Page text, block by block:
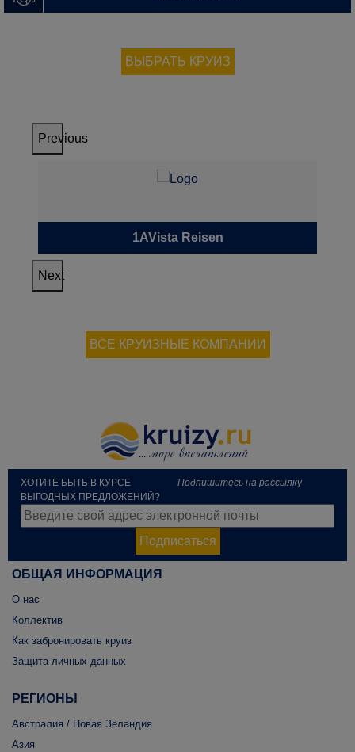
ВЫБРАТЬ КРУИЗ
Previous
1AVista Reisen
Next
ВСЕ КРУИЗНЫЕ КОМПАНИИ
ХОТИТЕ БЫТЬ В КУРСЕ
ВЫГОДНЫХ ПРЕДЛОЖЕНИЙ?
Подпишитесь на рассылку
Подписаться
ОБЩАЯ ИНФОРМАЦИЯ
О нас
Коллектив
Как забронировать круиз
Защита личных данных
РЕГИОНЫ
Австралия / Новая Зеландия
Азия